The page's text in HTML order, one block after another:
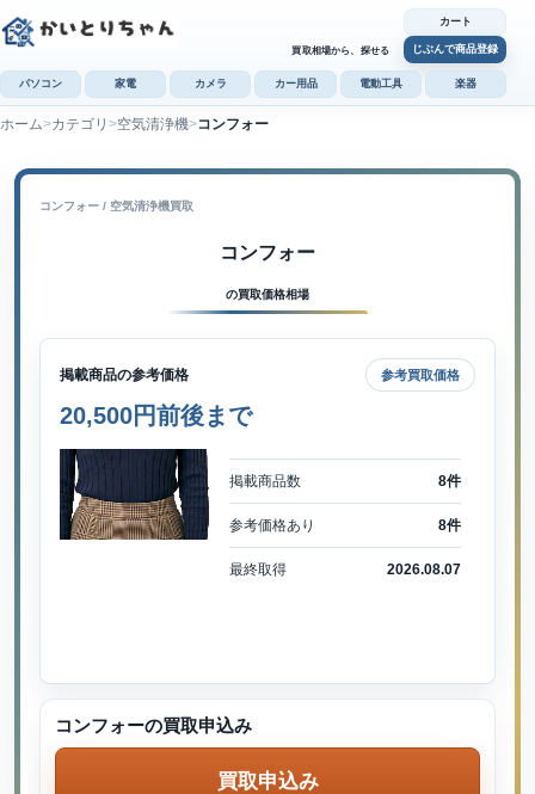
買取相場から、探せる
カート
じぶんで商品登録
パソコン 家電 カメラ カー用品 電動工具 楽器
ホーム カテゴリ 空気清浄機 コンフォー
コンフォー / 空気清浄機買取
コンフォー
の買取価格相場
掲載商品の参考価格 参考買取価格
20,500円前後まで
掲載商品数 8件
参考価格あり 8件
最終取得 2026.08.07
コンフォーの買取申込み
買取申込み